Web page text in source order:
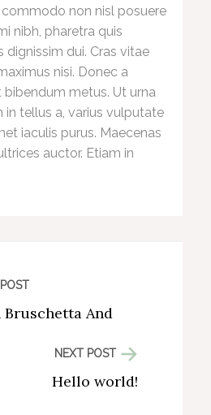
non nisl posuere
nibh, pharetra quis
dignissim dui. Cras vitae
nisi. Donec a
bibendum metus. Ut urna
in tellus a, varius vulputate
iaculis purus. Maecenas
auctor. Etiam in
And
NEXT POST
Hello world!